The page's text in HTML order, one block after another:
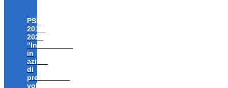
PSR
2014-
2020
“Investimenti
in
azioni
di
prevenzione
volte